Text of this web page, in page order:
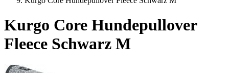
Kurgo Core Hundepullover
Fleece Schwarz M